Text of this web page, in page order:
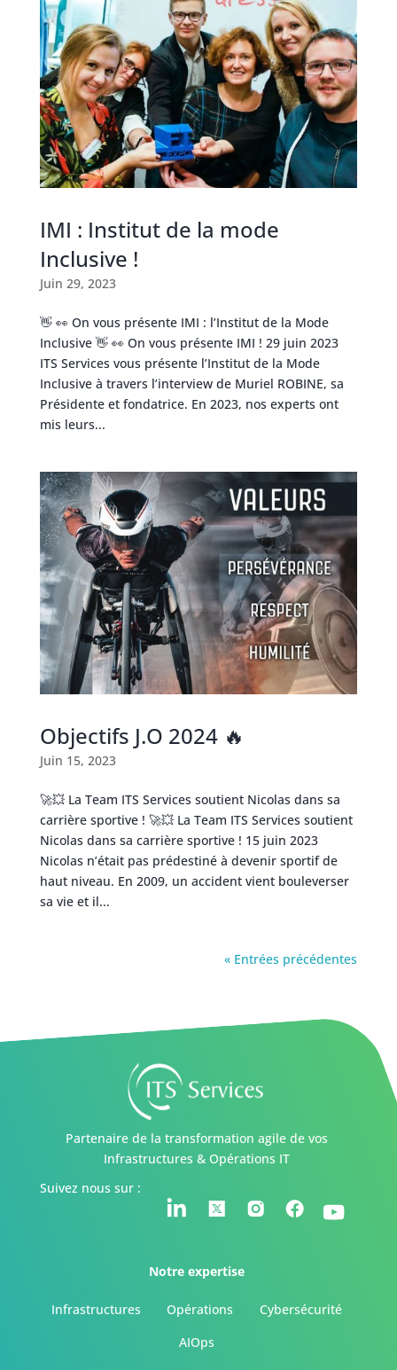
IMI : Institut de la mode
Inclusive !
Juin 29, 2023
👋 👀 On vous présente IMI : l’Institut de la Mode
Inclusive 👋 👀 On vous présente IMI ! 29 juin 2023
ITS Services vous présente l’Institut de la Mode
Inclusive à travers l’interview de Muriel ROBINE, sa
Présidente et fondatrice. En 2023, nos experts ont
mis leurs...
Objectifs J.O 2024 🔥
Juin 15, 2023
🚀💥 La Team ITS Services soutient Nicolas dans sa
carrière sportive ! 🚀💥 La Team ITS Services soutient
Nicolas dans sa carrière sportive ! 15 juin 2023
Nicolas n’était pas prédestiné à devenir sportif de
haut niveau. En 2009, un accident vient bouleverser
sa vie et il...
« Entrées précédentes
Partenaire de la transformation agile de vos
Infrastructures & Opérations IT
Suivez nous sur :
Notre expertise
Infrastructures Opérations
Cybersécurité
AIOps